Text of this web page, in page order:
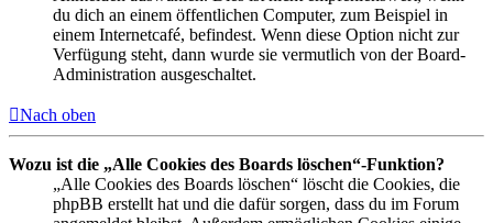
du dich an einem öffentlichen Computer, zum Beispiel in
einem Internetcafé, befindest. Wenn diese Option nicht zur
Verfügung steht, dann wurde sie vermutlich von der Board-
Administration ausgeschaltet.
Nach oben
Wozu ist die „Alle Cookies des Boards löschen“-Funktion?
„Alle Cookies des Boards löschen“ löscht die Cookies, die
phpBB erstellt hat und die dafür sorgen, dass du im Forum